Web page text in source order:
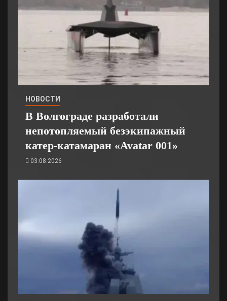
НОВОСТИ
В Волгограде разработали
непотопляемый безэкипажный
катер-катамаран «Avatar 001»
03.08.2026